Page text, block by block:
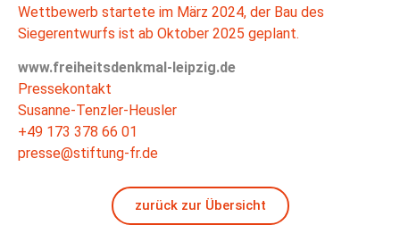
Wettbewerb startete im März 2024, der Bau des
Siegerentwurfs ist ab Oktober 2025 geplant.
www.freiheitsdenkmal-leipzig.de
Pressekontakt
Susanne-Tenzler-Heusler
+49 173 378 66 01
presse@stiftung-fr.de
zurück zur Übersicht